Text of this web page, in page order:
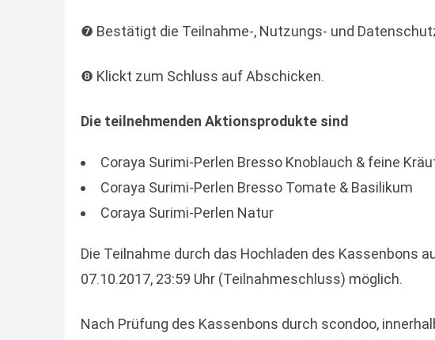
❼ Bestätigt die Teilnahme-, Nutzungs- und
❽ Klickt zum Schluss auf Abschicken.
Die teilnehmenden Aktionsprodukte sind
Coraya Surimi-Perlen Bresso Knoblauch & feine
Coraya Surimi-Perlen Bresso Tomate & Basilikum
Coraya Surimi-Perlen Natur
Die Teilnahme durch das Hochladen des Kassenbons
07.10.2017, 23:59 Uhr (Teilnahmeschluss) möglich.
Nach Prüfung des Kassenbons durch scondoo,